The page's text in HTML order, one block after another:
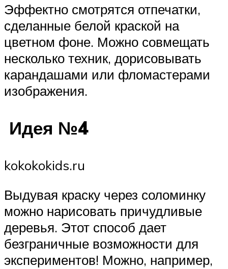
Эффектно смотрятся отпечатки,
сделанные белой краской на
цветном фоне. Можно совмещать
несколько техник, дорисовывать
карандашами или фломастерами
изображения.
Идея №4
kokokokids.ru
Выдувая краску через соломинку
можно нарисовать причудливые
деревья. Этот способ дает
безграничные возможности для
экспериментов! Можно, например,